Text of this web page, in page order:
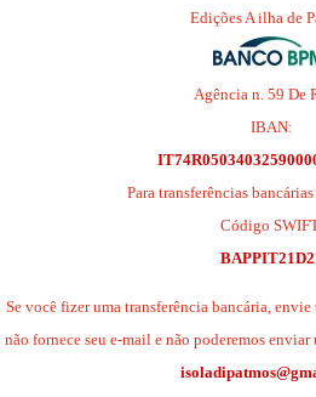
Edições A ilha de
Agência n. 59 De
IBAN:
Para transferências
Código
Se você fizer uma transferência bancária,
não fornece seu e-mail e não poderemos